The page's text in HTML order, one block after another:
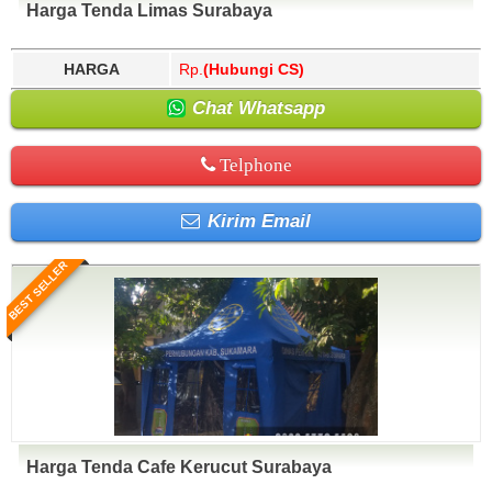
Harga Tenda Limas Surabaya
HARGA Rp. (Hubungi CS)
Chat Whatsapp
Telphone
Kirim Email
BEST SELLER
Harga Tenda Cafe Kerucut Surabaya